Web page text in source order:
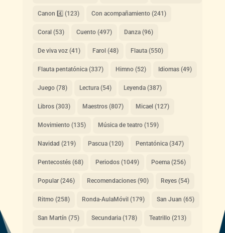
Canon 4️⃣ (123) Con acompañamiento(241)
Coral (53) Cuento(497) Danza(96)
De viva voz(41) Farol (48) Flauta(550)
Flauta pentatónica(337) Himno(52) Idiomas(49)
Juego(78) Lectura(54) Leyenda(387)
Libros(303) Maestros(807) Micael (127)
Movimiento(135) Música de teatro(159)
Navidad (219) Pascua(120) Pentatónica(347)
Pentecostés(68) Periodos(1049) Poema(256)
Popular(246) Recomendaciones(90) Reyes(54)
Ritmo(258) Ronda-AulaMóvil (179) San Juan (65)
San Martín (75) Secundaria(178) Teatrillo(213)